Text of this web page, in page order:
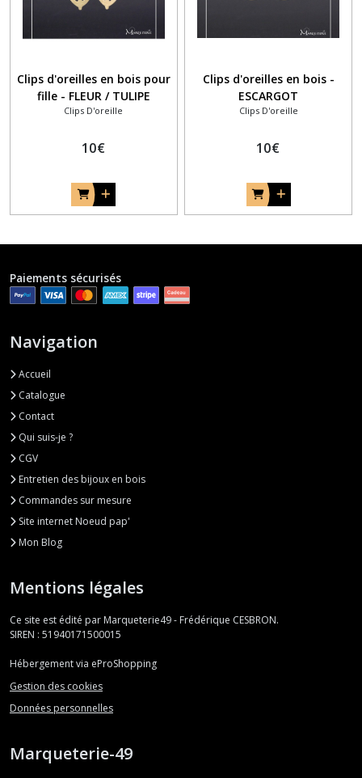
Clips d'oreilles en bois pour
fille - FLEUR / TULIPE
Clips D'oreille
10€
Clips d'oreilles en bois -
ESCARGOT
Clips D'oreille
10€
Paiements sécurisés
Navigation
Accueil
Catalogue
Contact
Qui suis-je ?
CGV
Entretien des bijoux en bois
Commandes sur mesure
Site internet Noeud pap'
Mon Blog
Mentions légales
Ce site est édité par Marqueterie49 - Frédérique CESBRON.
SIREN : 51940171500015
Hébergement via eProShopping
Gestion des cookies
Données personnelles
Marqueterie-49